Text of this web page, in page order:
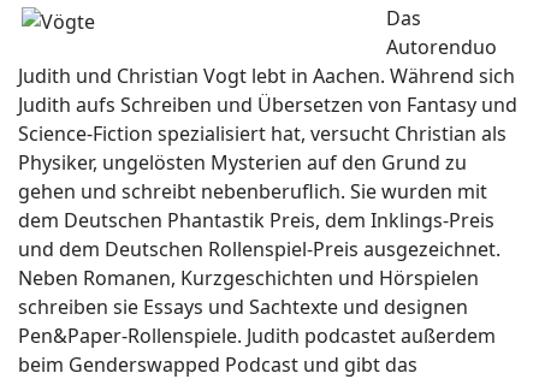
Das
Autorenduo
Judith und Christian Vogt lebt in Aachen. Während sich
Judith aufs Schreiben und Übersetzen von Fantasy und
Science-Fiction spezialisiert hat, versucht Christian als
Physiker, ungelösten Mysterien auf den Grund zu
gehen und schreibt nebenberuflich. Sie wurden mit
dem Deutschen Phantastik Preis, dem Inklings-Preis
und dem Deutschen Rollenspiel-Preis ausgezeichnet.
Neben Romanen, Kurzgeschichten und Hörspielen
schreiben sie Essays und Sachtexte und designen
Pen&Paper-Rollenspiele. Judith podcastet außerdem
beim Genderswapped Podcast und gibt das